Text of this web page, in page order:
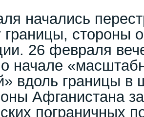
начались
стороны
26 февраля
начале
вдоль границы в
Афганистана
пограничных